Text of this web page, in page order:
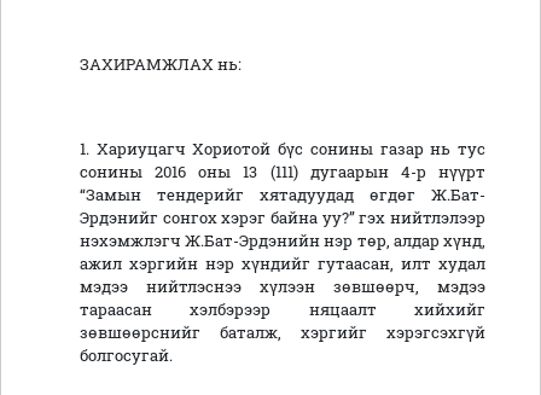
ЗАХИРАМЖЛАХ нь:
1. Хариуцагч Хориотой бүс сонины газар нь тус
сонины 2016 оны 13 (111) дугаарын 4-р нүүрт
“Замын тендерийг хятадуудад өгдөг Ж.Бат-
Эрдэнийг сонгох хэрэг байна уу?” гэх нийтлэлээр
нэхэмжлэгч Ж.Бат-Эрдэнийн нэр төр, алдар хүнд,
ажил хэргийн нэр хүндийг гутаасан, илт худал
мэдээ нийтлэснээ хүлээн зөвшөөрч, мэдээ
тараасан хэлбэрээр няцаалт хийхийг
зөвшөөрснийг баталж, хэргийг хэрэгсэхгүй
болгосугай.